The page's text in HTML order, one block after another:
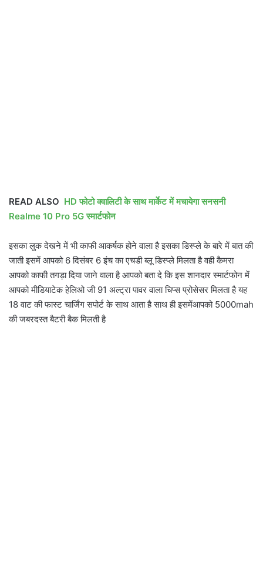
READ ALSO HD फोटो क्वालिटी के साथ मार्केट में मचायेगा सनसनी
Realme 10 Pro 5G स्मार्टफोन
इसका लुक देखने में भी काफी आकर्षक होने वाला है इसका डिस्प्ले के बारे में बात की
जाती इसमें आपको 6 दिसंबर 6 इंच का एचडी ब्लू डिस्प्ले मिलता है वही कैमरा
आपको काफी तगड़ा दिया जाने वाला है आपको बता दे कि इस शानदार स्मार्टफोन में
आपको मीडियाटेक हेलिओ जी 91 अल्ट्रा पावर वाला चिप्स प्रोसेसर मिलता है यह
18 वाट की फास्ट चार्जिंग सपोर्ट के साथ आता है साथ ही इसमेंआपको 5000mah
की जबरदस्त बैटरी बैक मिलती है